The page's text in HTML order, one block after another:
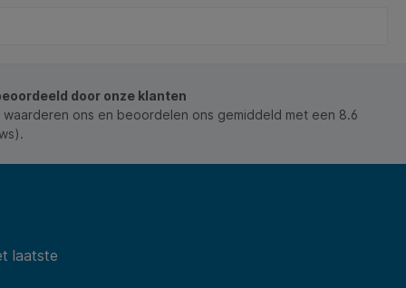
door onze klanten
waarderen ons en beoordelen ons gemiddeld met een 8.6
laatste